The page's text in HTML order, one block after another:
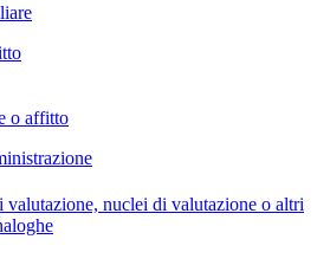
o affitto
nuclei di valutazione o altri